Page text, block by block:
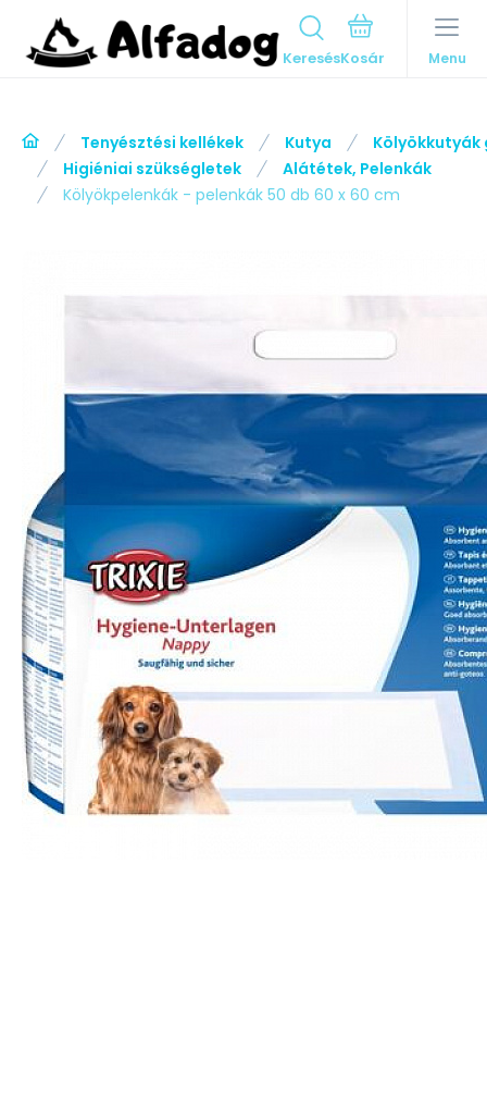
Keresés Menu
Tenyésztési kellékek Kutya
Higiéniai szükségletek
Alátétek, Pelenkák
Kölyökpelenkák - pelenkák 50 db 60 x 60 cm